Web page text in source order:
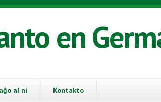
en
al ni Kontakto